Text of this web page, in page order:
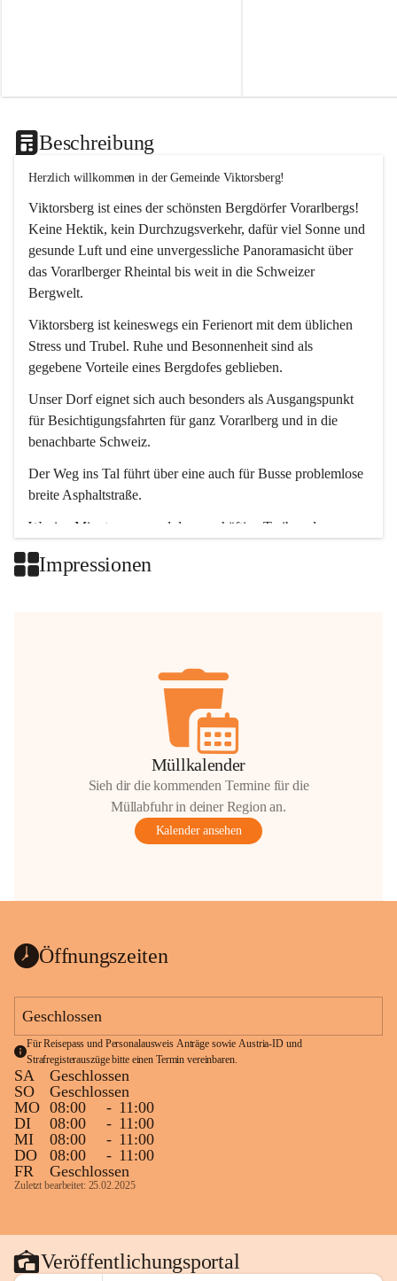
Beschreibung
Herzlich willkommen in der Gemeinde Viktorsberg!
Viktorsberg ist eines der schönsten Bergdörfer Vorarlbergs!
Keine Hektik, kein Durchzugsverkehr, dafür viel Sonne und
gesunde Luft und eine unvergessliche Panoramasicht über
das Vorarlberger Rheintal bis weit in die Schweizer
Bergwelt.
Viktorsberg ist keineswegs ein Ferienort mit dem üblichen
Stress und Trubel. Ruhe und Besonnenheit sind als
gegebene Vorteile eines Bergdofes geblieben.
Unser Dorf eignet sich auch besonders als Ausgangspunkt
für Besichtigungsfahrten für ganz Vorarlberg und in die
benachbarte Schweiz.
Der Weg ins Tal führt über eine auch für Busse problemlose
breite Asphaltstraße.
Wenige Minuten nur, und das geschäftige Treiben der
Impressionen
Müllkalender
Sieh dir die kommenden Termine für die
Müllabfuhr in deiner Region an.
Kalender ansehen
Öffnungszeiten
Geschlossen
Für Reisepass und Personalausweis Anträge sowie Austria-ID und
Strafregisterauszüge bitte einen Termin vereinbaren.
SA
Geschlossen
SO
Geschlossen
MO 08:00 - 11:00
DI
08:00 - 11:00
MI
08:00 - 11:00
DO
08:00 - 11:00
FR
Geschlossen
Zuletzt bearbeitet: 25.02.2025
Veröffentlichungsportal